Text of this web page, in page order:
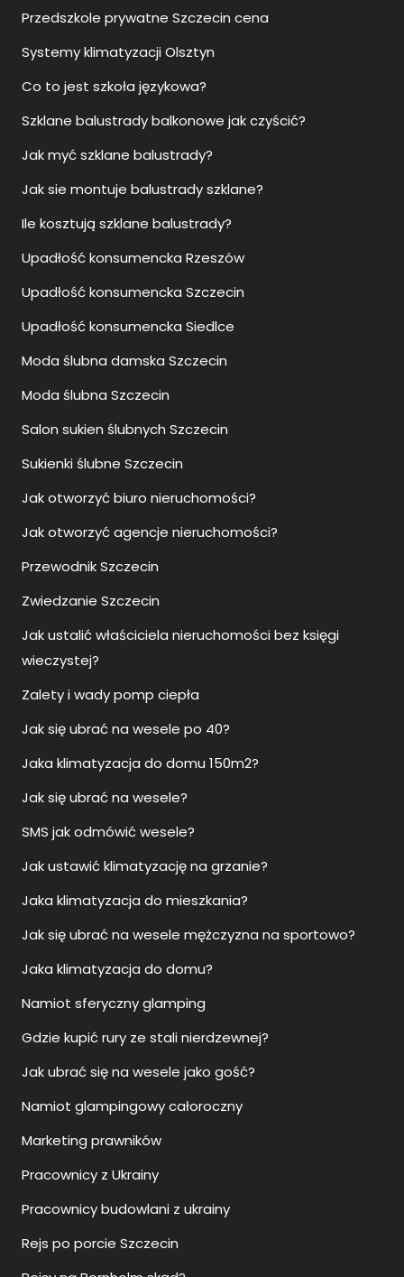
Przedszkole prywatne Szczecin cena
Systemy klimatyzacji Olsztyn
Co to jest szkoła językowa?
Szklane balustrady balkonowe jak czyścić?
Jak myć szklane balustrady?
Jak sie montuje balustrady szklane?
Ile kosztują szklane balustrady?
Upadłość konsumencka Rzeszów
Upadłość konsumencka Szczecin
Upadłość konsumencka Siedlce
Moda ślubna damska Szczecin
Moda ślubna Szczecin
Salon sukien ślubnych Szczecin
Sukienki ślubne Szczecin
Jak otworzyć biuro nieruchomości?
Jak otworzyć agencje nieruchomości?
Przewodnik Szczecin
Zwiedzanie Szczecin
Jak ustalić właściciela nieruchomości bez księgi
wieczystej?
Zalety i wady pomp ciepła
Jak się ubrać na wesele po 40?
Jaka klimatyzacja do domu 150m2?
Jak się ubrać na wesele?
SMS jak odmówić wesele?
Jak ustawić klimatyzację na grzanie?
Jaka klimatyzacja do mieszkania?
Jak się ubrać na wesele mężczyzna na sportowo?
Jaka klimatyzacja do domu?
Namiot sferyczny glamping
Gdzie kupić rury ze stali nierdzewnej?
Jak ubrać się na wesele jako gość?
Namiot glampingowy całoroczny
Marketing prawników
Pracownicy z Ukrainy
Pracownicy budowlani z ukrainy
Rejs po porcie Szczecin